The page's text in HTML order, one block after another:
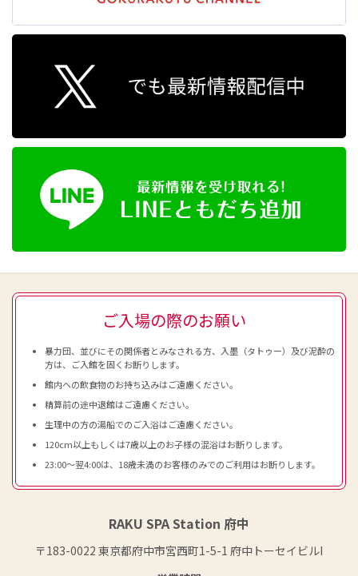
ご入場の際のお願い
暴力団、並びにその関係者とみなされる方、入墨（タトゥー）及び泥酔の
方は、ご入館を固くお断りします。
館内への飲食物のお持ち込みはご遠慮ください。
精算前の途中退館はご遠慮ください。
生理中の方の湯船でのご入浴はご遠慮ください。
120cm以上もしくは7歳以上のお子様の混浴はお断りします。
23:00～翌4:00は、18歳未満のお客様のみでのご利用はお断りします。
RAKU SPA Station 府中
〒183-0022 東京都府中市宮西町1-5-1 府中トーセイビルI